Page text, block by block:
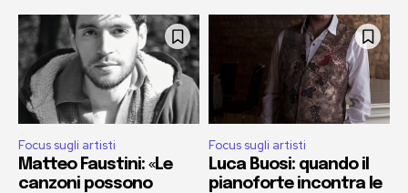
Focus sugli artisti
Matteo Faustini: «Le
canzoni possono
Focus sugli artisti
Luca Buosi: quando il
pianoforte incontra le